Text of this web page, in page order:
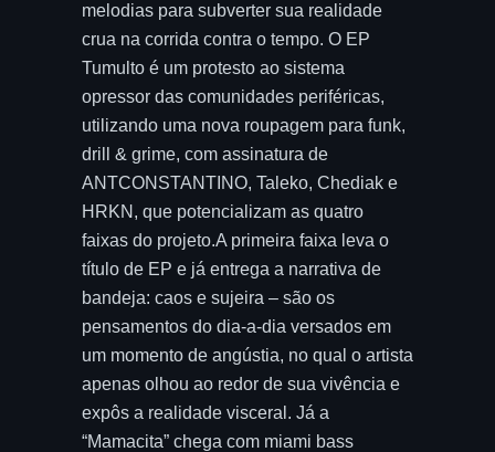
melodias para subverter sua realidade
crua na corrida contra o tempo. O EP
Tumulto é um protesto ao sistema
opressor das comunidades periféricas,
utilizando uma nova roupagem para funk,
drill & grime, com assinatura de
ANTCONSTANTINO, Taleko, Chediak e
HRKN, que potencializam as quatro
faixas do projeto.A primeira faixa leva o
título de EP e já entrega a narrativa de
bandeja: caos e sujeira – são os
pensamentos do dia-a-dia versados em
um momento de angústia, no qual o artista
apenas olhou ao redor de sua vivência e
expôs a realidade visceral. Já a
“Mamacita” chega com miami bass